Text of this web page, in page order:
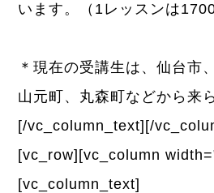
います。（1レッスンは1700
＊現在の受講生は、仙台市
山元町、丸森町などから来
[/vc_column_text][/
[vc_row][vc_column
[vc_column_text]